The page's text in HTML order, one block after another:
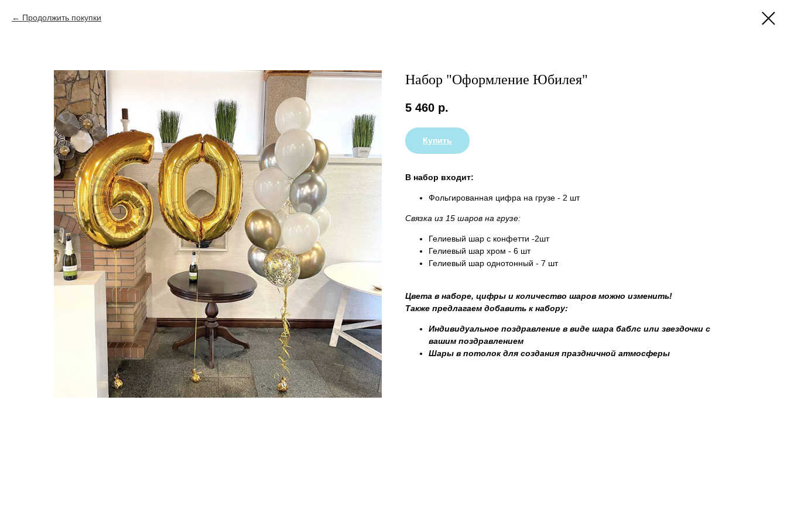
Продолжить покупки
Набор "Оформление Юбилея"
5 460 р.
Купить
В набор входит:
Фольгированная цифра на грузе - 2 шт
Связка из 15 шаров на грузе:
Гелиевый шар с конфетти -2шт
Гелиевый шар хром - 6 шт
Гелиевый шар однотонный - 7 шт
Цвета в наборе, цифры и количество шаров можно изменить!
Также предлагаем добавить к набору:
Индивидуальное поздравление в виде шара баблс или звездочки с
вашим поздравлением
Шары в потолок для создания праздничной атмосферы